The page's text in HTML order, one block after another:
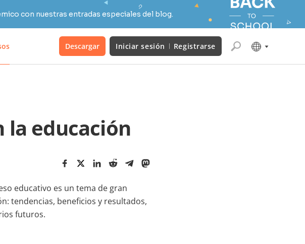
con nuestras entradas especiales del blog.
Descargar Iniciar sesión Registrarse
la educación
educativo es un tema de gran
tendencias, beneficios y resultados,
futuros.